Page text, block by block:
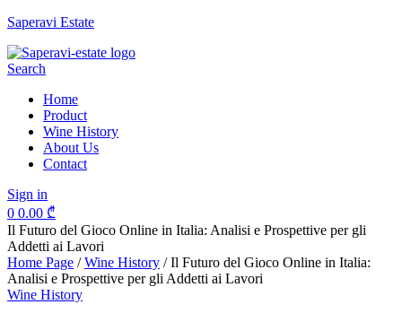
Saperavi Estate
Menu
Search
Home
Product
Wine History
About Us
Contact
Sign in
0 0.00 ₾
Il Futuro del Gioco Online in Italia: Analisi e Prospettive per gli
Addetti ai Lavori
Home Page / Wine History /Il Futuro del Gioco Online in Italia:
Analisi e Prospettive per gli Addetti ai Lavori
Categories
Wine History